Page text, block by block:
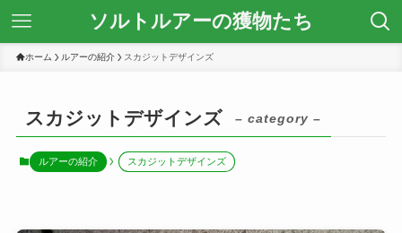
ソルトルアーの獲物たち
ホーム ルアーの紹介 スカジットデザインズ
スカジットデザインズ – category –
ルアーの紹介 スカジットデザインズ